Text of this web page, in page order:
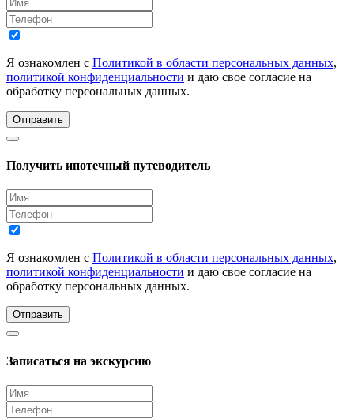
Я ознакомлен с Политикой в области персональных данных,
политикой конфиденциальности и даю свое согласие на
обработку персональных данных.
Отправить
Получить ипотечный путеводитель
Я ознакомлен с Политикой в области персональных данных,
политикой конфиденциальности и даю свое согласие на
обработку персональных данных.
Отправить
Записаться на экскурсию